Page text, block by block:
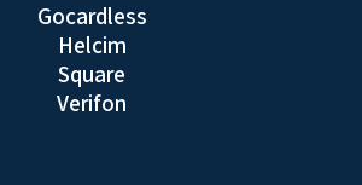
Gocardless
Helcim
Square
Verifon